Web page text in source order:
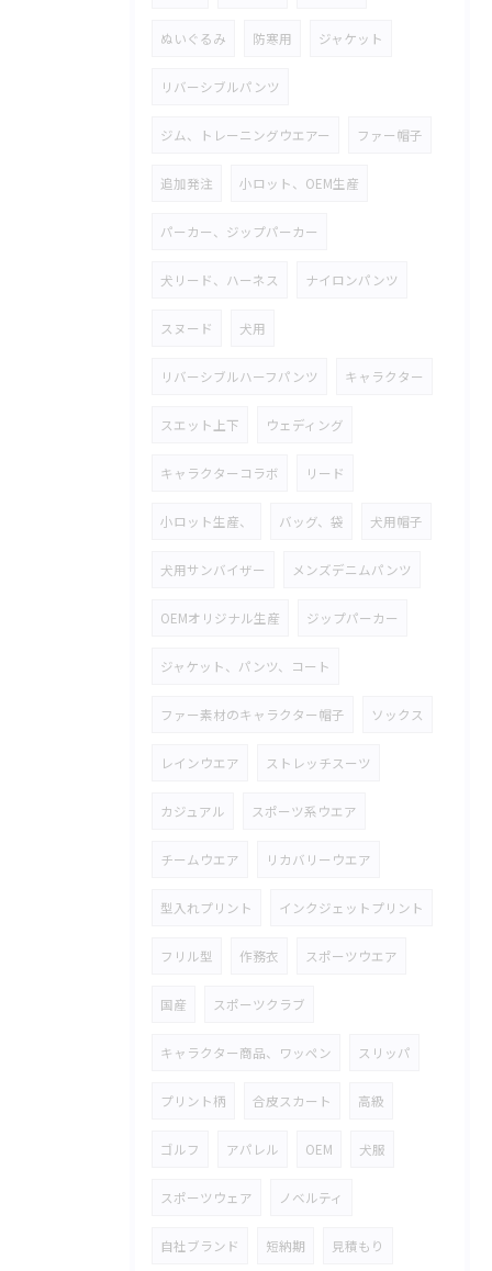
ぬいぐるみ 防寒用 ジャケット
リバーシブルパンツ
ジム、トレーニングウエアー ファー帽子
追加発注 小ロット、OEM生産
パーカー、ジップパーカー
犬リード、ハーネス ナイロンパンツ
スヌード 犬用
リバーシブルハーフパンツ キャラクター
スエット上下 ウェディング
キャラクターコラボ リード
小ロット生産、 バッグ、袋 犬用帽子
犬用サンバイザー メンズデニムパンツ
OEMオリジナル生産 ジップパーカー
ジャケット、パンツ、コート
ファー素材のキャラクター帽子 ソックス
レインウエア ストレッチスーツ
カジュアル スポーツ系ウエア
チームウエア リカバリーウエア
型入れプリント インクジェットプリント
フリル型 作務衣 スポーツウエア
国産 スポーツクラブ
キャラクター商品、ワッペン スリッパ
プリント柄 合皮スカート 高級
ゴルフ アパレル OEM 犬服
スポーツウェア ノベルティ
自社ブランド 短納期 見積もり